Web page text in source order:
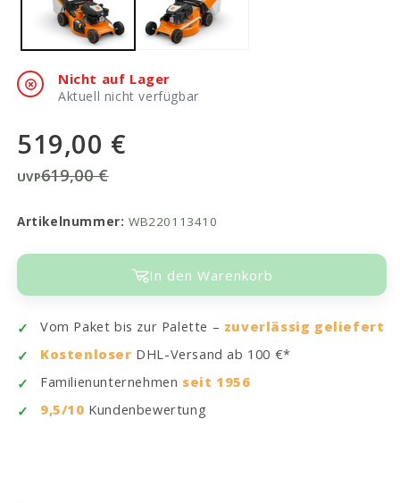
Nicht auf Lager
Aktuell nicht verfügbar
519,00 €
UVP619,00 €
Artikelnummer: WB220113410
In den Warenkorb
Vom Paket bis zur Palette – zuverlässig geliefert
Kostenloser DHL-Versand ab 100 €*
Familienunternehmen seit 1956
9,5/10 Kundenbewertung